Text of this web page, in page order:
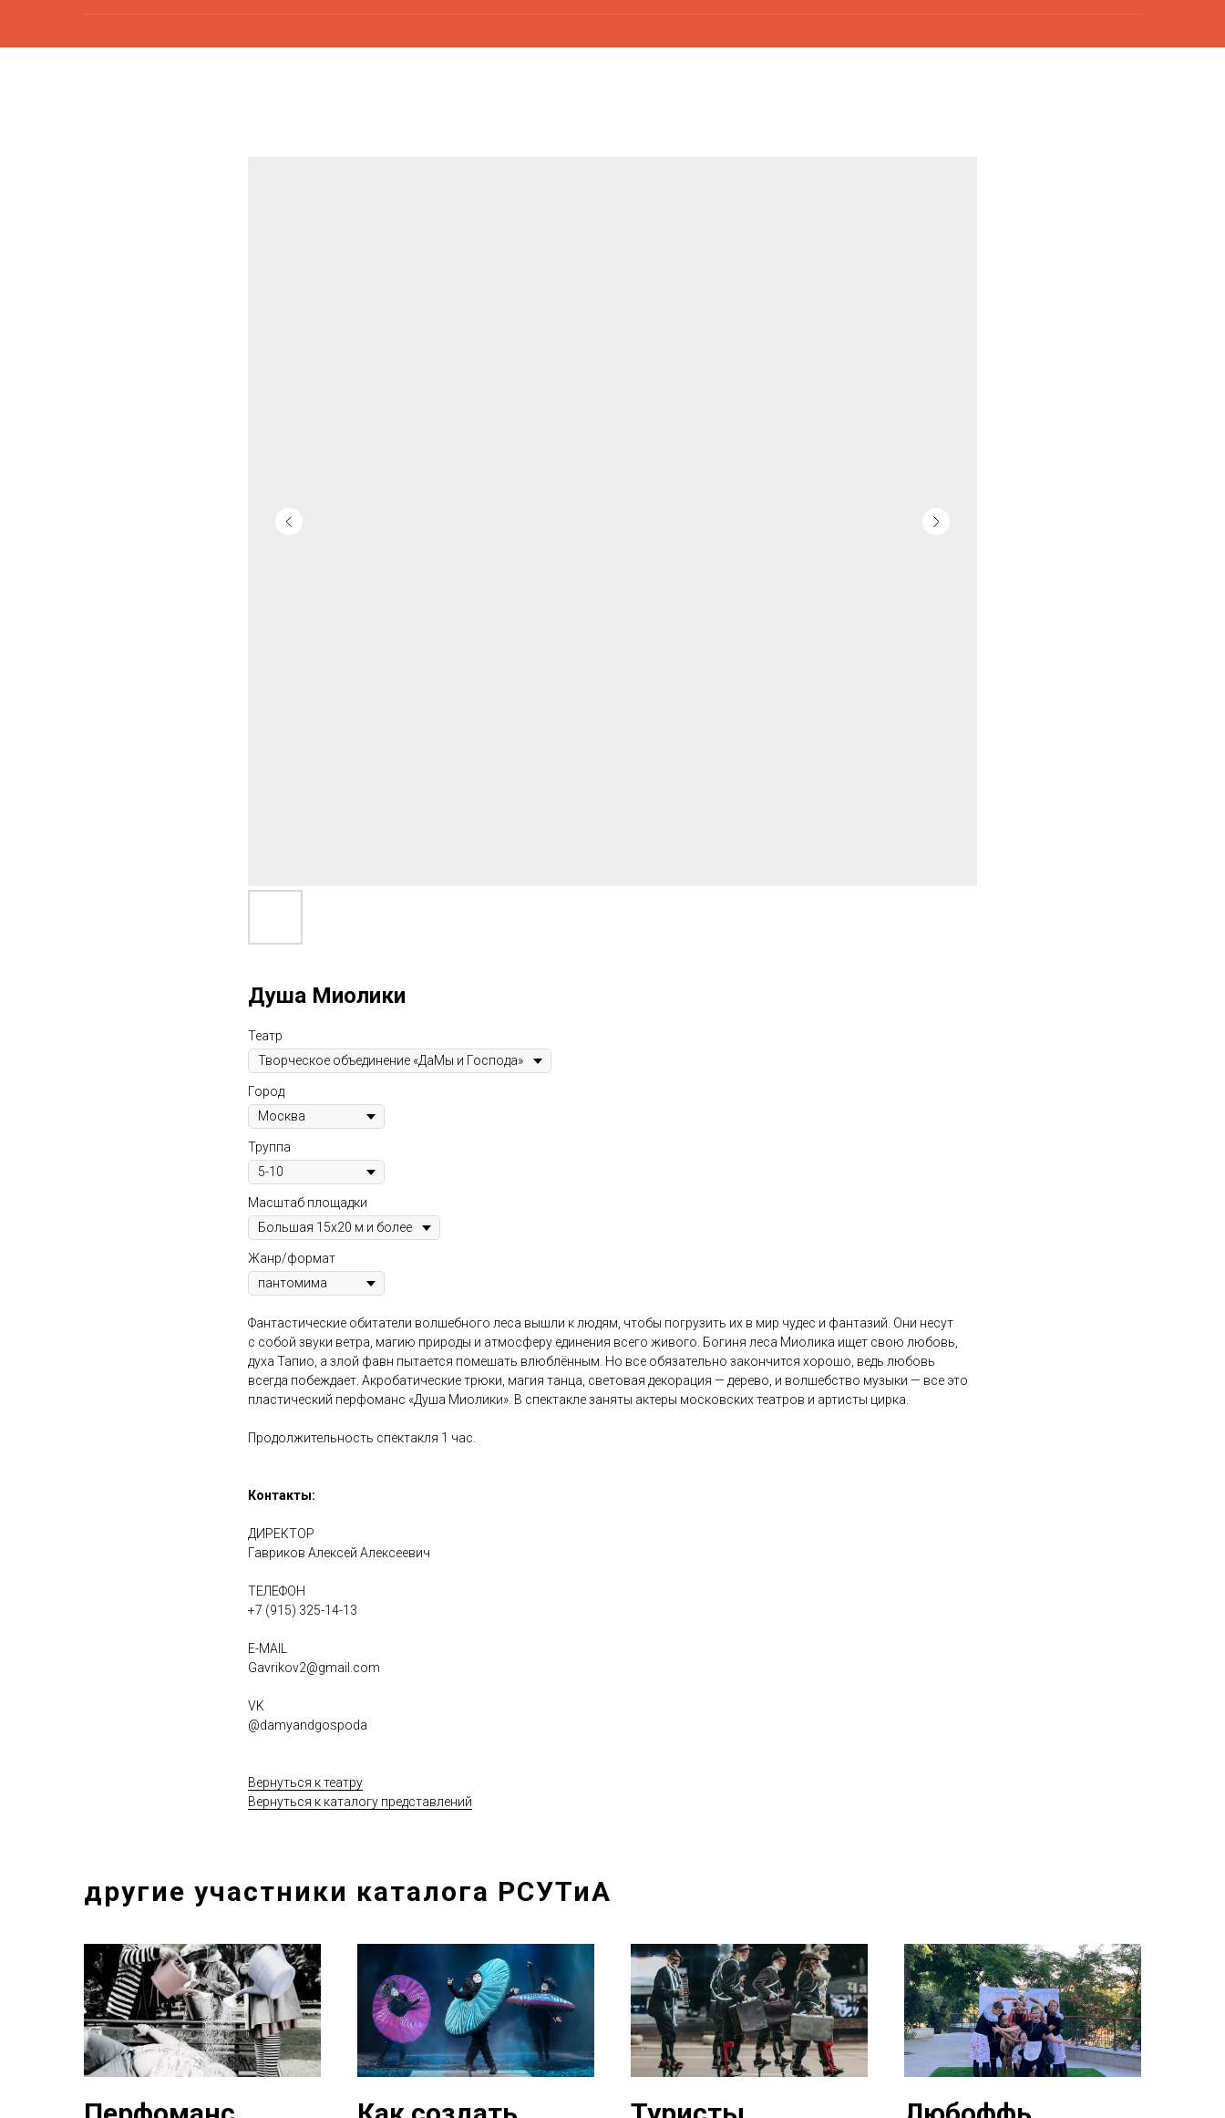
Душа Миолики
Театр
Город
Труппа
Масштаб площадки
Жанр/формат
Фантастические обитатели волшебного леса вышли к людям, чтобы погрузить их в мир чудес и фантазий. Они несут
с собой звуки ветра, магию природы и атмосферу единения всего живого. Богиня леса Миолика ищет свою любовь,
духа Тапио, а злой фавн пытается помешать влюблённым. Но все обязательно закончится хорошо, ведь любовь
всегда побеждает. Акробатические трюки, магия танца, световая декорация — дерево, и волшебство музыки — все это
пластический перфоманс «Душа Миолики». В спектакле заняты актеры московских театров и артисты цирка.
Продолжительность спектакля 1 час.
Контакты:
ДИРЕКТОР
Гавриков Алексей Алексеевич
ТЕЛЕФОН
+7 (915) 325-14-13
E-MAIL
Gavrikov2@gmail.com
VK
@damyandgospoda
Вернуться к театру
Вернуться к каталогу представлений
другие участники каталога РСУТиА